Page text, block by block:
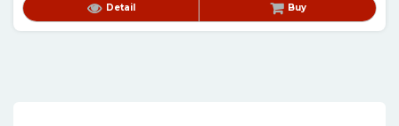
Detail Buy